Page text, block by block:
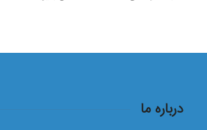
درباره ما